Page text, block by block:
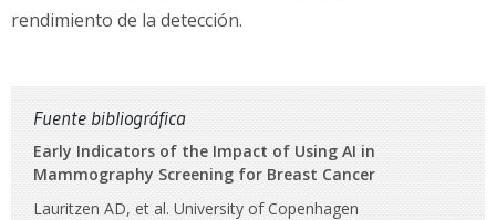
rendimiento de la detección.
Fuente bibliográfica
Early Indicators of the Impact of Using AI in
Mammography Screening for Breast Cancer
Lauritzen AD, et al. University of Copenhagen